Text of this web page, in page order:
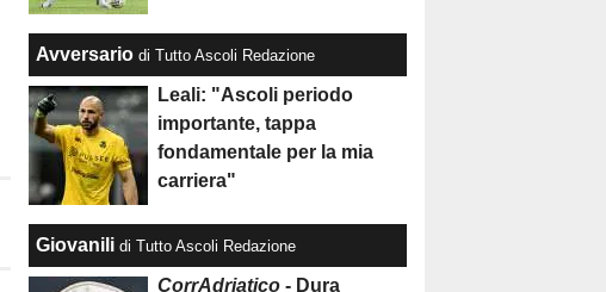
Avversario di Tutto Ascoli Redazione
Leali: "Ascoli periodo
importante, tappa
fondamentale per la mia
carriera"
Giovanili di Tutto Ascoli Redazione
CorrAdriatico - Dura